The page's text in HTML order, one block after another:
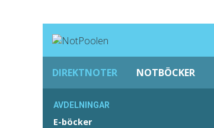
DIREKTNOTER NOTBÖCKER
AVDELNINGAR
E-böcker